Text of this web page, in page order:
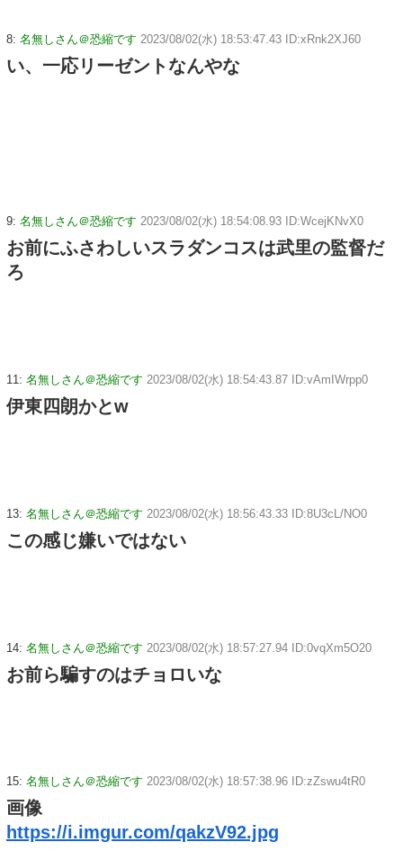
8: 名無しさん＠恐縮です 2023/08/02(水) 18:53:47.43 ID:xRnk2XJ60
い、一応リーゼントなんやな
9: 名無しさん＠恐縮です 2023/08/02(水) 18:54:08.93 ID:WcejKNvX0
お前にふさわしいスラダンコスは武里の監督だ
ろ
11: 名無しさん＠恐縮です 2023/08/02(水) 18:54:43.87 ID:vAmIWrpp0
伊東四朗かとw
13: 名無しさん＠恐縮です 2023/08/02(水) 18:56:43.33 ID:8U3cL/NO0
この感じ嫌いではない
14: 名無しさん＠恐縮です 2023/08/02(水) 18:57:27.94 ID:0vqXm5O20
お前ら騙すのはチョロいな
15: 名無しさん＠恐縮です 2023/08/02(水) 18:57:38.96 ID:zZswu4tR0
画像
https://i.imgur.com/qakzV92.jpg